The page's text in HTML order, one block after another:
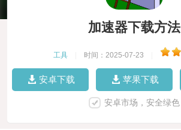
加速器下载方法
工具 时间：2025-07-23
安卓下载 苹果下载
安卓市场，安全绿色